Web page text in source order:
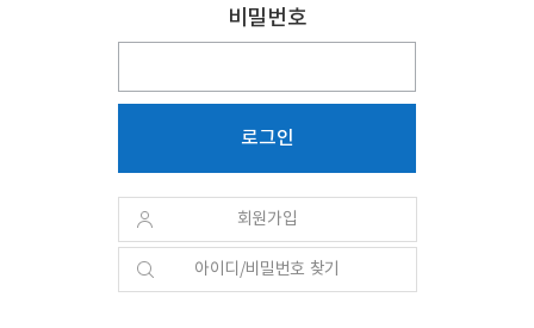
비밀번호
로그인
회원가입
아이디/비밀번호 찾기